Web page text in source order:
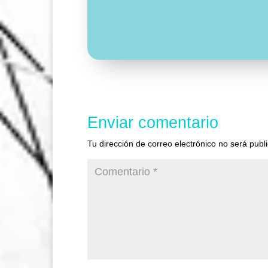
Enviar comentario
Tu dirección de correo electrónico no será